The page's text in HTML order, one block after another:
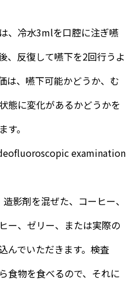
、冷水3mlを口腔に注ぎ嚥
、反復して嚥下を2回行うよ
は、嚥下可能かどうか、む
態に変化があるかどうかを
。
examination
影剤を混ぜた、コーヒー、
ー、ゼリー、または実際の
んでいただきます。検査
食物を食べるので、それに